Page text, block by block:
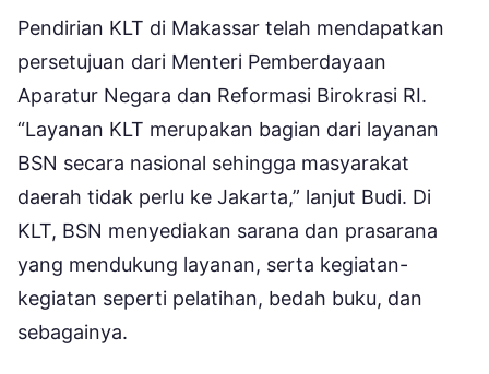
Pendirian KLT di Makassar telah mendapatkan
persetujuan dari Menteri Pemberdayaan
Aparatur Negara dan Reformasi Birokrasi RI.
“Layanan KLT merupakan bagian dari layanan
BSN secara nasional sehingga masyarakat
daerah tidak perlu ke Jakarta,” lanjut Budi. Di
KLT, BSN menyediakan sarana dan prasarana
yang mendukung layanan, serta kegiatan-
kegiatan seperti pelatihan, bedah buku, dan
sebagainya.